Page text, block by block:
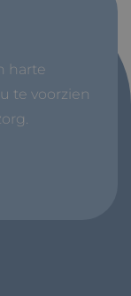
harte
te voorzien